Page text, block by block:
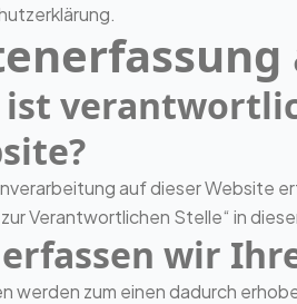
ist
auf dieser Website
zur Verantwortlichen Stelle“ in
wir
werden zum einen dadurch